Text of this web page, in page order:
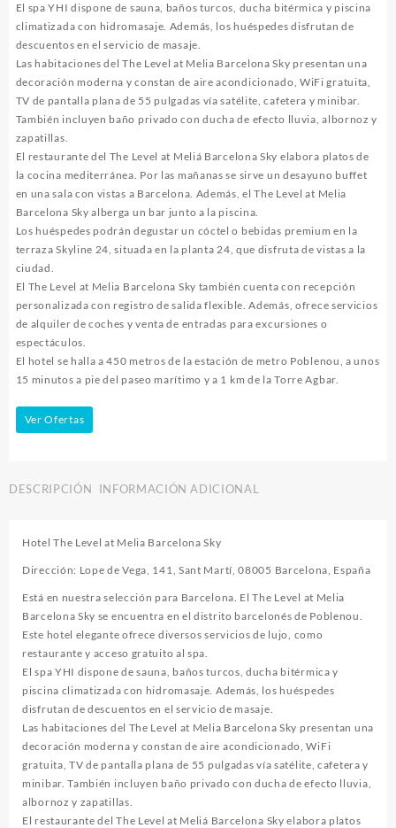
El spa YHI dispone de sauna, baños turcos, ducha bitérmica y piscina
climatizada con hidromasaje. Además, los huéspedes disfrutan de
descuentos en el servicio de masaje.
Las habitaciones del The Level at Melia Barcelona Sky presentan una
decoración moderna y constan de aire acondicionado, WiFi gratuita,
TV de pantalla plana de 55 pulgadas vía satélite, cafetera y minibar.
También incluyen baño privado con ducha de efecto lluvia, albornoz y
zapatillas.
El restaurante del The Level at Meliá Barcelona Sky elabora platos de
la cocina mediterránea. Por las mañanas se sirve un desayuno buffet
en una sala con vistas a Barcelona. Además, el The Level at Melia
Barcelona Sky alberga un bar junto a la piscina.
Los huéspedes podrán degustar un cóctel o bebidas premium en la
terraza Skyline 24, situada en la planta 24, que disfruta de vistas a la
ciudad.
El The Level at Melia Barcelona Sky también cuenta con recepción
personalizada con registro de salida flexible. Además, ofrece servicios
de alquiler de coches y venta de entradas para excursiones o
espectáculos.
El hotel se halla a 450 metros de la estación de metro Poblenou, a unos
15 minutos a pie del paseo marítimo y a 1 km de la Torre Agbar.
Ver Ofertas
DESCRIPCIÓN INFORMACIÓN ADICIONAL
Hotel The Level at Melia Barcelona Sky
Dirección: Lope de Vega, 141, Sant Martí, 08005 Barcelona, España
Está en nuestra selección para Barcelona. El The Level at Melia
Barcelona Sky se encuentra en el distrito barcelonés de Poblenou.
Este hotel elegante ofrece diversos servicios de lujo, como
restaurante y acceso gratuito al spa.
El spa YHI dispone de sauna, baños turcos, ducha bitérmica y
piscina climatizada con hidromasaje. Además, los huéspedes
disfrutan de descuentos en el servicio de masaje.
Las habitaciones del The Level at Melia Barcelona Sky presentan una
decoración moderna y constan de aire acondicionado, WiFi
gratuita, TV de pantalla plana de 55 pulgadas vía satélite, cafetera y
minibar. También incluyen baño privado con ducha de efecto lluvia,
albornoz y zapatillas.
El restaurante del The Level at Meliá Barcelona Sky elabora platos